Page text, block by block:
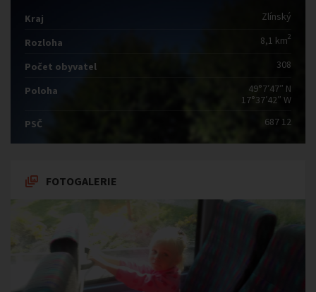
Kraj Zlínský
Rozloha 8,1 km2
Počet obyvatel 308
Poloha
49°7′47″ N
17°37′42″ W
PSČ
687 12
FOTOGALERIE